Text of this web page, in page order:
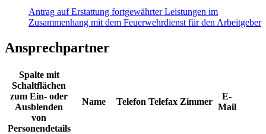
Antrag auf Erstattung fortgewährter Leistungen im
Zusammenhang mit dem Feuerwehrdienst für den Arbeitgeber
Ansprechpartner
Spalte mit
Schaltflächen
zum Ein- oder
Ausblenden
von
Personendetails
Name Telefon Telefax Zimmer
E-
Mail